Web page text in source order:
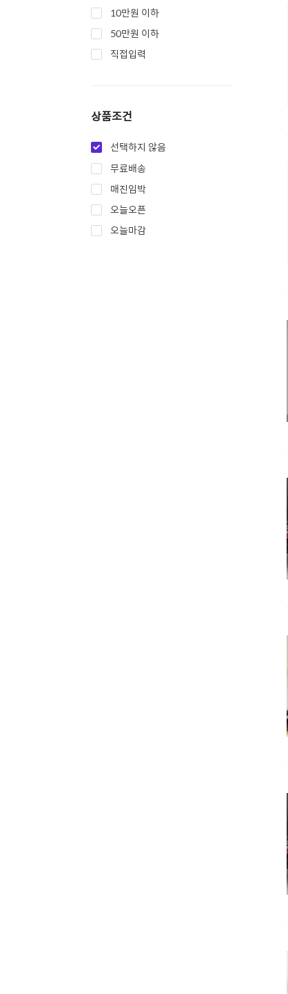
10만원 이하
50만원 이하
직접입력
상품조건
선택하지 않음
무료배송
매진임박
오늘오픈
오늘마감